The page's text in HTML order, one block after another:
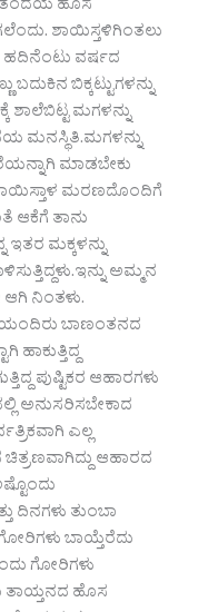
ತಂದೆಯ ಹೊಸ
ಶಾಯಿಸ್ತಳಿಗಿಂತಲು
ಹದಿನೆಂಟು ವರ್ಷದ
ಬಿಕ್ಕಟ್ಟುಗಳನ್ನು
ಶಾಲೆಬಿಟ್ಟ ಮಗಳನ್ನು
ಮನಸ್ಥಿತಿ.ಮಗಳನ್ನು
ಮಾಡಬೇಕು
ಮರಣದೊಂದಿಗೆ
ಆಕೆಗೆ ತಾನು
ಇತರ ಮಕ್ಕಳನ್ನು
ಅಮ್ಮನ
ನಿಂತಳು.
ಬಾಣಂತನದ
ಹಾಕುತ್ತಿದ್ದ
ಪುಷ್ಟಿಕರ ಆಹಾರಗಳು
ಅನುಸರಿಸಬೇಕಾದ
ಎಲ್ಲ
ಆಹಾರದ
ದಿನಗಳು ತುಂಬಾ
ಬಾಯ್ತೆರೆದು
ಗೋರಿಗಳು
ತಾಯ್ತನದ ಹೊಸ